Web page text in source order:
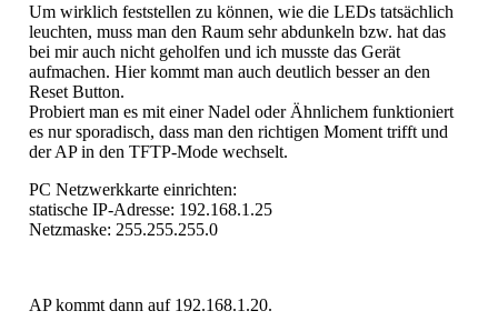
Um wirklich feststellen zu können, wie die LEDs tatsächlich
leuchten, muss man den Raum sehr abdunkeln bzw. hat das
bei mir auch nicht geholfen und ich musste das Gerät
aufmachen. Hier kommt man auch deutlich besser an den
Reset Button.
Probiert man es mit einer Nadel oder Ähnlichem funktioniert
es nur sporadisch, dass man den richtigen Moment trifft und
der AP in den TFTP-Mode wechselt.
PC Netzwerkkarte einrichten:
statische IP-Adresse: 192.168.1.25
Netzmaske: 255.255.255.0
AP kommt dann auf 192.168.1.20.